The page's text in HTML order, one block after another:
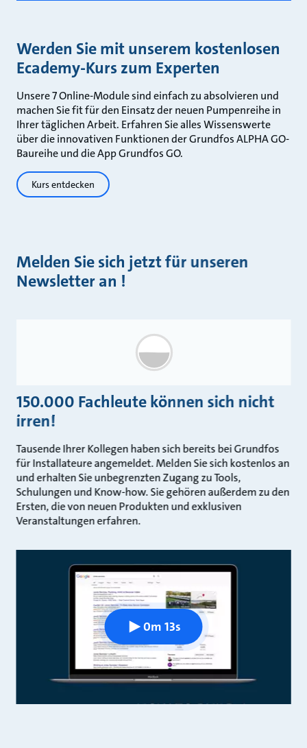
Werden Sie mit unserem kostenlosen
Ecademy-Kurs zum Experten
Unsere 7 Online-Module sind einfach zu absolvieren und
machen Sie fit für den Einsatz der neuen Pumpenreihe in
Ihrer täglichen Arbeit. Erfahren Sie alles Wissenswerte
über die innovativen Funktionen der Grundfos ALPHA GO-
Baureihe und die App Grundfos GO.
Kurs entdecken
Melden Sie sich jetzt für unseren
Newsletter an !
150.000 Fachleute können sich nicht
irren!
Tausende Ihrer Kollegen haben sich bereits bei Grundfos
für Installateure angemeldet. Melden Sie sich kostenlos an
und erhalten Sie unbegrenzten Zugang zu Tools,
Schulungen und Know-how. Sie gehören außerdem zu den
Ersten, die von neuen Produkten und exklusiven
Veranstaltungen erfahren.
0m 13s